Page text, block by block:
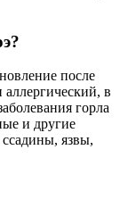
после
в
горла
и другие
язвы,